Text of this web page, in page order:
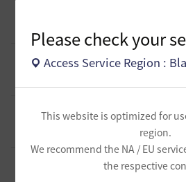
Please check your
Access Service Region :
This website is optimized for
region.
We recommend the NA / EU
the respective
みゐみ-日本 7
0
[ギルド募集]
小型ギルド「まっ
ーの募集です！
q鵺p-日本 16
[ギルド募集] 新設ギルド 「
集！現在3名！